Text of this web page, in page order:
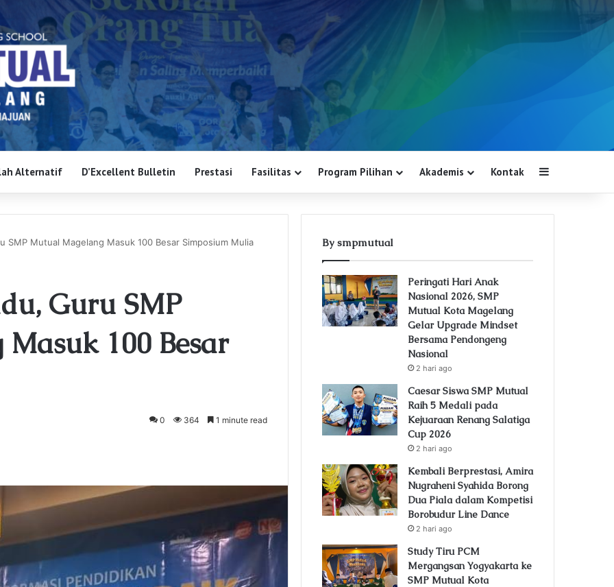
Alternatif D’Excellent Bulletin Prestasi Fasilitas Program Pilihan Akademis Kontak Sidebar
SMP Mutual Magelang Masuk 100 Besar Simposium Mulia
Guru SMP
100 Besar
0 364 1 minute read
By smpmutual
Peringati Hari Anak
Nasional 2026, SMP
Mutual Kota Magelang
Gelar Upgrade Mindset
Bersama Pendongeng
Nasional
2 hari ago
Caesar Siswa SMP Mutual
Raih 5 Medali pada
Kejuaraan Renang Salatiga
Cup 2026
2 hari ago
Kembali Berprestasi, Amira
Nugraheni Syahida Borong
Dua Piala dalam Kompetisi
Borobudur Line Dance
2 hari ago
Study Tiru PCM
Mergangsan Yogyakarta ke
SMP Mutual Kota